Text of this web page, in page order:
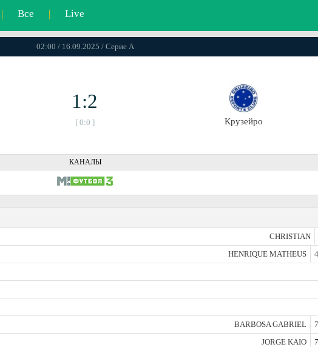
| Все | Live
02:00 / 16.09.2025 / Серие А
1:2
[ 0:0 ] Крузейро
КАНАЛЫ
CHRISTIAN
HENRIQUE MATHEUS
BARBOSA GABRIEL
JORGE KAIO